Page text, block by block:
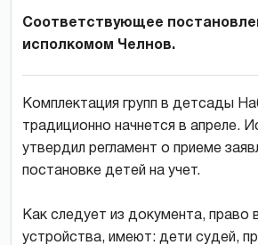
Соответствующее
исполкомом Челнов.
Комплектация групп в детсады
традиционно начнется в апреле.
утвердил регламент о приеме
постановке детей на учет.
Как следует из документа, право
устройства, имеют: дети судей,